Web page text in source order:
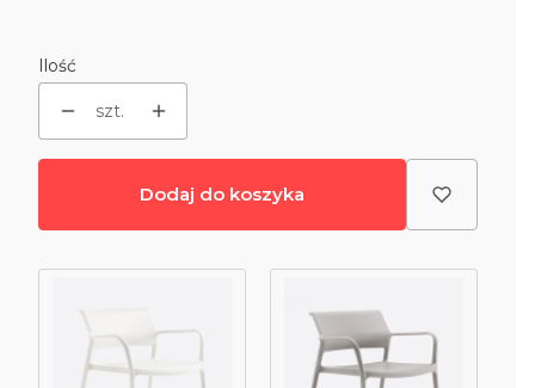
Ilość
szt.
Dodaj do koszyka